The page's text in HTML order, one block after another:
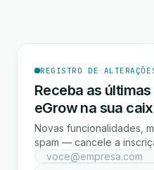
REGISTRO DE
Receba as
eGrow na sua
Novas funcionalidades,
spam — cancele a